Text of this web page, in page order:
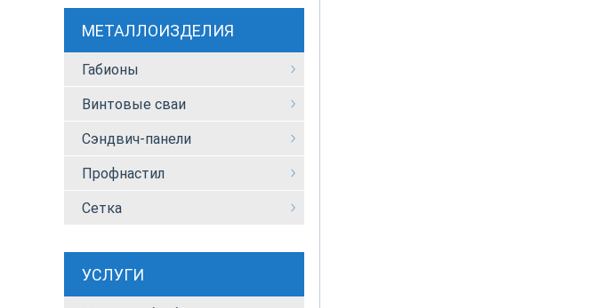
МЕТАЛЛОИЗДЕЛИЯ
Габионы
Винтовые сваи
Сэндвич-панели
Профнастил
Сетка
УСЛУГИ